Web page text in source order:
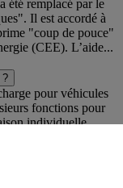
été remplacé par le
Il est accordé à
"coup de pouce"
(CEE). L’aide...
?
pour véhicules
fonctions pour
individuelle,